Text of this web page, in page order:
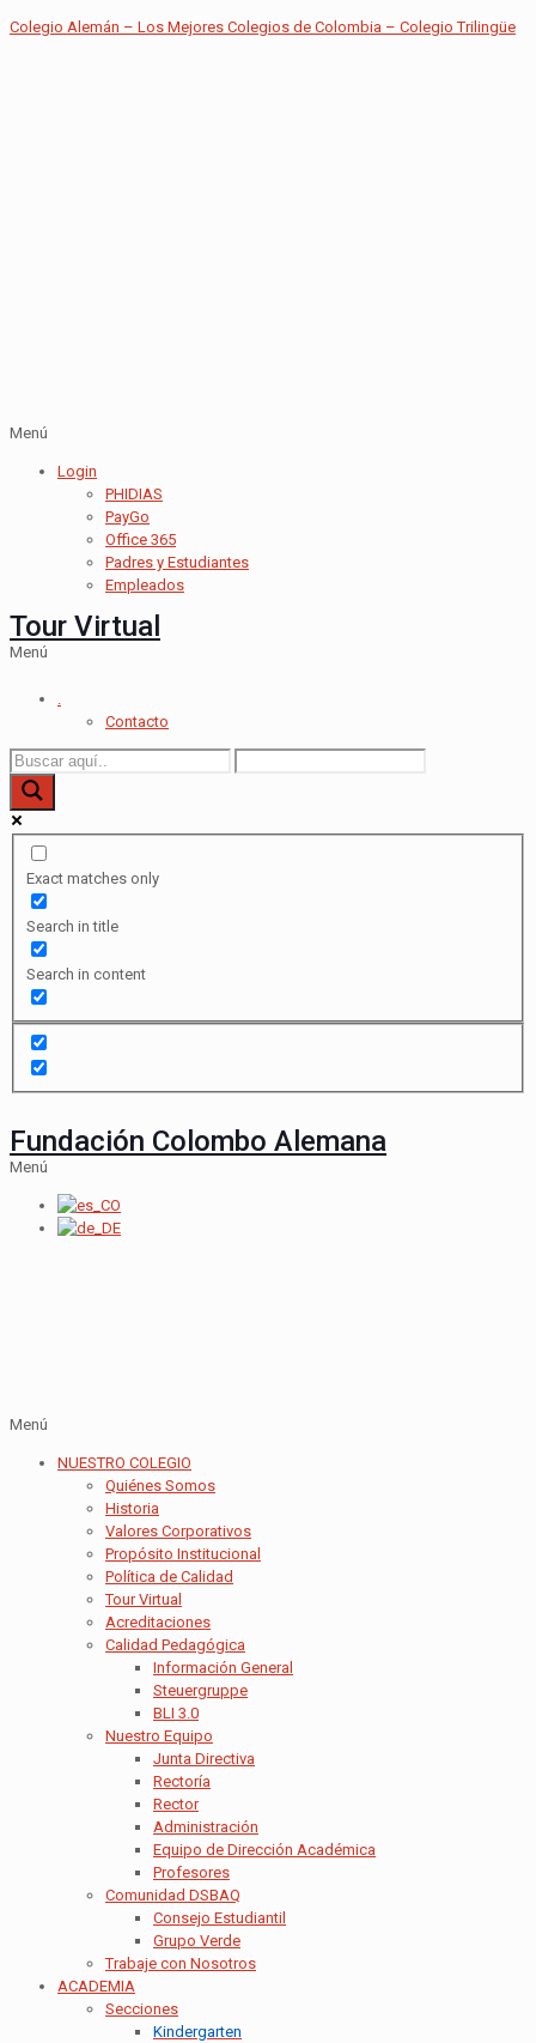
Colegio Alemán – Los Mejores Colegios de Colombia – Colegio Trilingüe
Menú
Login
PHIDIAS
PayGo
Office 365
Padres y Estudiantes
Empleados
Tour Virtual
Menú
.
Contacto
Exact matches only
Search in title
Search in content
Fundación Colombo Alemana
Menú
Menú
NUESTRO COLEGIO
Quiénes Somos
Historia
Valores Corporativos
Propósito Institucional
Política de Calidad
Tour Virtual
Acreditaciones
Calidad Pedagógica
Información General
Steuergruppe
BLI 3.0
Nuestro Equipo
Junta Directiva
Rectoría
Rector
Administración
Equipo de Dirección Académica
Profesores
Comunidad DSBAQ
Consejo Estudiantil
Grupo Verde
Trabaje con Nosotros
ACADEMIA
Secciones
Kindergarten